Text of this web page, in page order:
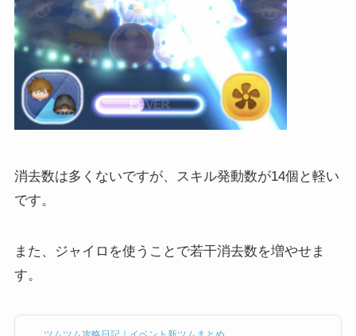
消去数は多くないですが、スキル発動数が14個と軽い
です。
また、ジャイロを使うことで若干消去数を増やせま
す。